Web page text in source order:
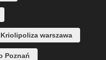
Kriolipoliza warszawa
Poznań